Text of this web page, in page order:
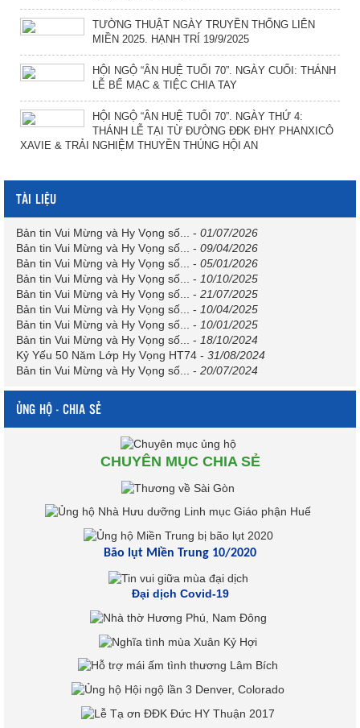
TƯỜNG THUẬT NGÀY TRUYỀN THỐNG LIÊN
MIỀN 2025. HẠNH TRÍ 19/9/2025
HỘI NGỘ “ÂN HUỆ TUỔI 70”. NGÀY CUỐI: THÁNH
LỄ BẾ MẠC & TIỆC CHIA TAY
HỘI NGỘ “ÂN HUỆ TUỔI 70”. NGÀY THỨ 4:
THÁNH LỄ TẠI TỪ ĐƯỜNG ĐĐK ĐHY PHANXICÔ
XAVIE & TRẢI NGHIỆM THUYỀN THÚNG HỘI AN
TÀI LIỆU
Bản tin Vui Mừng và Hy Vọng số... - 01/07/2026
Bản tin Vui Mừng và Hy Vọng số...
- 09/04/2026
Bản tin Vui Mừng và Hy Vọng số...
- 05/01/2026
Bản tin Vui Mừng và Hy Vọng số...
- 10/10/2025
Bản tin Vui Mừng và Hy Vọng số...
- 21/07/2025
Bản tin Vui Mừng và Hy Vọng số...
- 10/04/2025
Bản tin Vui Mừng và Hy Vọng số...
- 10/01/2025
Bản tin Vui Mừng và Hy Vọng số...
- 18/10/2024
Kỷ Yếu 50 Năm Lớp Hy Vọng HT74 - 31/08/2024
Bản tin Vui Mừng và Hy Vọng số...
- 20/07/2024
ỦNG HỘ - CHIA SẺ
CHUYÊN MỤC CHIA SẺ
Bão lụt Miền Trung 10/2020
Đại dịch Covid-19